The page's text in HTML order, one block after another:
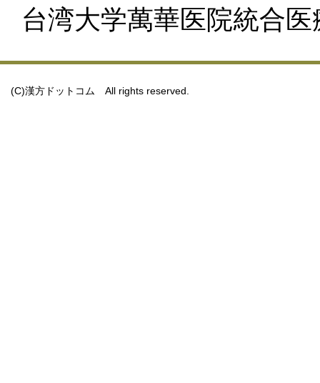
台湾大学萬華医院統合
(C)漢方ドットコム All rights reserved.